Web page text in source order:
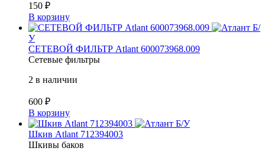
150 ₽
В корзину
Б/
У
СЕТЕВОЙ ФИЛЬТР Atlant 600073968.009
Сетевые фильтры
2 в наличии
600 ₽
В корзину
Б/У
Шкив Atlant 712394003
Шкивы баков